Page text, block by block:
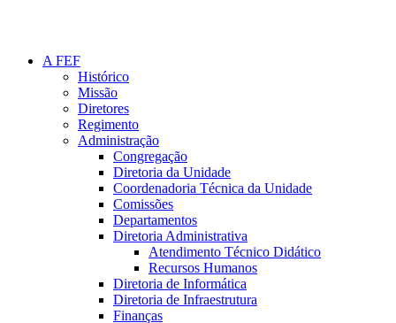
A FEF
Histórico
Missão
Diretores
Regimento
Administração
Congregação
Diretoria da Unidade
Coordenadoria Técnica da Unidade
Comissões
Departamentos
Diretoria Administrativa
Atendimento Técnico Didático
Recursos Humanos
Diretoria de Informática
Diretoria de Infraestrutura
Finanças